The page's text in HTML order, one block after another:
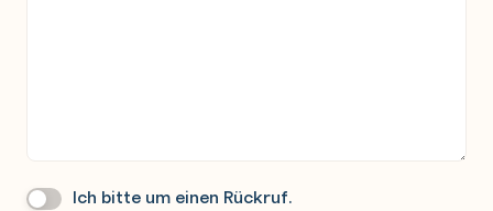
Wir
Ich bitte um einen Rückruf.